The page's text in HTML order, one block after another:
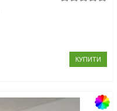
КУПИТИ